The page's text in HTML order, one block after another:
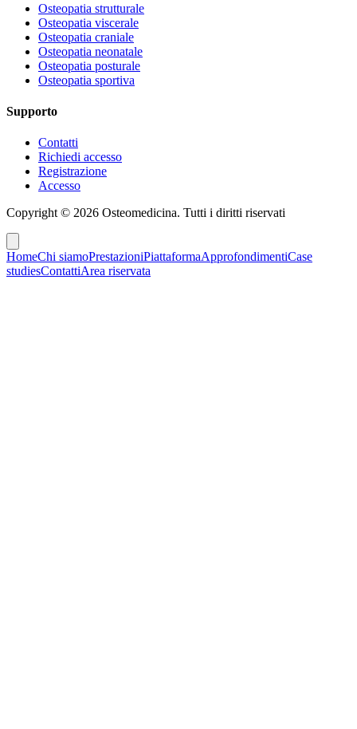
Osteopatia strutturale
Osteopatia viscerale
Osteopatia craniale
Osteopatia neonatale
Osteopatia posturale
Osteopatia sportiva
Supporto
Contatti
Richiedi accesso
Registrazione
Accesso
Copyright © 2026 Osteomedicina. Tutti i diritti riservati
HomeChi siamoPrestazioniPiattaformaApprofondimentiCase
studiesContattiArea riservata